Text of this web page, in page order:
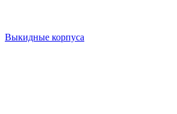
Выкидные корпуса